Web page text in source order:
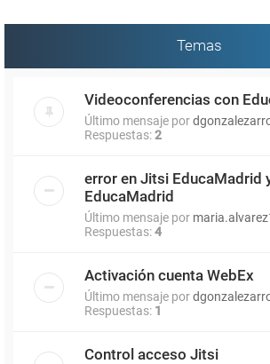
Temas
Videoconferencias con
Último mensaje por
Respuestas:2
error en Jitsi EducaMadrid
EducaMadrid
Último mensaje por
Respuestas:4
Activación cuenta WebEx
Último mensaje por
Respuestas: 1
Control acceso Jitsi